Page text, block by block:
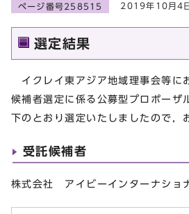
ページ番号258515 2019年10月4
選定結果
イクレイ東アジア地域理事会等に
候補者選定に係る公募型プロポーザ
下のとおり選定いたしましたので，
受託候補者
株式会社 アイビーインターナショ